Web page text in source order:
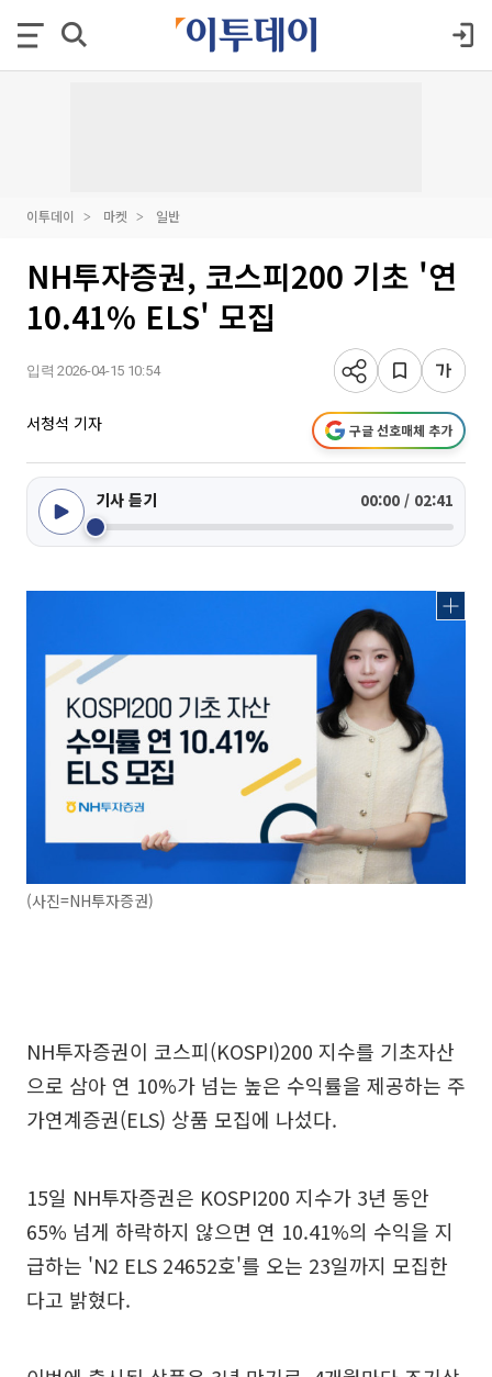
이투데이 마켓 일반
NH투자증권, 코스피200 기초 '연
10.41% ELS' 모집
입력 2026-04-15 10:54
서청석 기자 구글 선호매체 추가
기사 듣기 00:00 / 02:41
(사진=NH투자증권)
NH투자증권이 코스피(KOSPI)200 지수를 기초자산
으로 삼아 연 10%가 넘는 높은 수익률을 제공하는 주
가연계증권(ELS) 상품 모집에 나섰다.
15일 NH투자증권은 KOSPI200 지수가 3년 동안
65% 넘게 하락하지 않으면 연 10.41%의 수익을 지
급하는 'N2 ELS 24652호'를 오는 23일까지 모집한
다고 밝혔다.